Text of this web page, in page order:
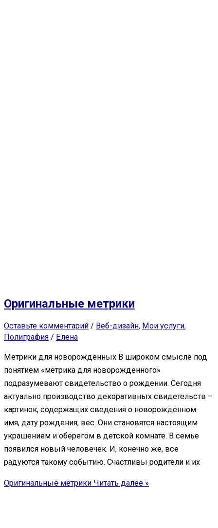
Оригинальные метрики
Оставьте комментарий / Веб-дизайн, Мои услуги,
Полиграфия / Елена
Метрики для новорожденных В широком смысле под
понятием «метрика для новорожденного»
подразумевают свидетельство о рождении. Сегодня
актуально производство декоративных свидетельств –
картинок, содержащих сведения о новорожденном:
имя, дату рождения, вес. Они становятся настоящим
украшением и оберегом в детской комнате. В семье
появился новый человечек. И, конечно же, все
радуются такому событию. Счастливы родители и их
Оригинальные метрики Читать далее »